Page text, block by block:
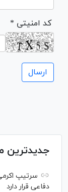
* کد امنیتی
جدیدترین
سرتیپ
دفاعی قرار دارد